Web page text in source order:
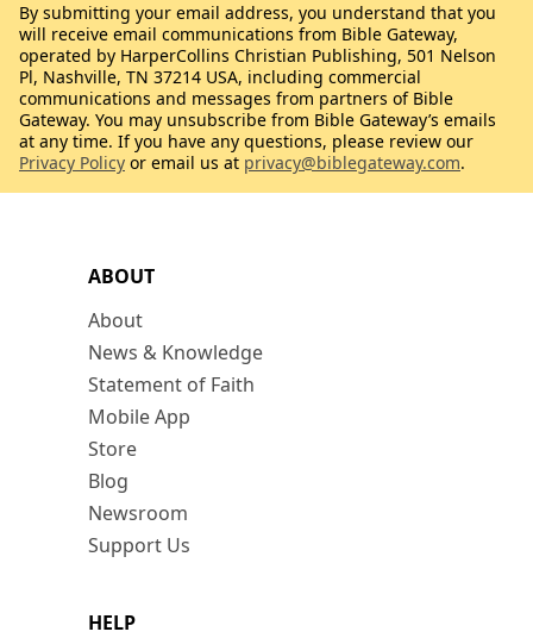
ABOUT
About
News & Knowledge
Statement of Faith
Mobile App
Store
Blog
Newsroom
Support Us
HELP
By submitting your email address, you understand that you
will receive email communications from Bible Gateway,
operated by HarperCollins Christian Publishing, 501 Nelson
Pl, Nashville, TN 37214 USA, including commercial
communications and messages from partners of Bible
Gateway. You may unsubscribe from Bible Gateway’s emails
at any time. If you have any questions, please review our
Privacy Policy or email us at privacy@biblegateway.com.